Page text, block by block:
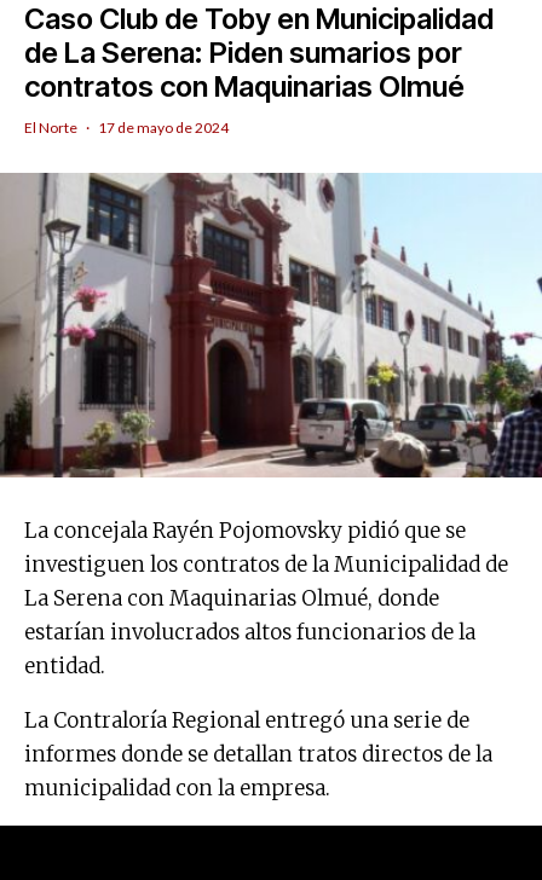
Caso Club de Toby en Municipalidad
de La Serena: Piden sumarios por
contratos con Maquinarias Olmué
El Norte · 17 de mayo de 2024
La concejala Rayén Pojomovsky pidió que se
investiguen los contratos de la Municipalidad de
La Serena con Maquinarias Olmué, donde
estarían involucrados altos funcionarios de la
entidad.
La Contraloría Regional entregó una serie de
informes donde se detallan tratos directos de la
municipalidad con la empresa.